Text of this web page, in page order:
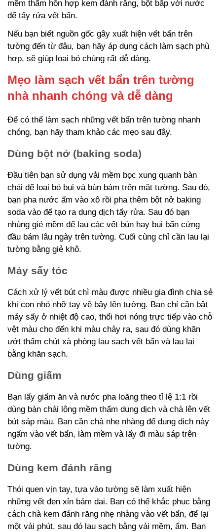
mềm thấm hỗn hợp kem đánh răng, bột bắp với nước
để tẩy rửa vết bẩn.
Nếu bạn biết nguồn gốc gây xuất hiện vết bẩn trên
tường đến từ đâu, bạn hãy áp dụng cách làm sạch phù
hợp, sẽ giúp loại bỏ chúng rất dễ dàng.
Mẹo làm sạch vết bẩn trên tường
nhà nhanh chóng và dễ dàng
Để có thể làm sạch những vết bẩn trên tường nhanh
chóng, bạn hãy tham khảo các mẹo sau đây.
Dùng bột nở (baking soda)
Đầu tiên bạn sử dụng vải mềm bọc xung quanh bàn
chải để loại bỏ bụi và bùn bám trên mặt tường. Sau đó,
bạn pha nước ấm vào xô rồi pha thêm bột nở baking
soda vào để tạo ra dung dịch tẩy rửa. Sau đó bạn
nhúng giẻ mềm để lau các vết bùn hay bụi bẩn cứng
đầu bám lâu ngày trên tường. Cuối cùng chỉ cần lau lại
tường bằng giẻ khô.
Máy sấy tóc
Cách xử lý vết bút chì màu được nhiều gia đình chia sẻ
khi con nhỏ nhỡ tay vẽ bậy lên tường. Bạn chỉ cần bật
máy sấy ở nhiệt độ cao, thổi hơi nóng trực tiếp vào chỗ
vệt màu cho đến khi màu chảy ra, sau đó dùng khăn
ướt thấm chút xà phòng lau sạch vết bẩn và lau lại
bằng khăn sạch.
Dùng giấm
Bạn lấy giấm ăn và nước pha loãng theo tỉ lệ 1:1 rồi
dùng bàn chải lông mềm thấm dung dịch và chà lên vết
bút sáp màu. Bạn cần chà nhẹ nhàng để dung dịch này
ngấm vào vết bẩn, làm mềm và lấy đi màu sáp trên
tường.
Dùng kem đánh răng
Thói quen vịn tay, tựa vào tường sẽ làm xuất hiện
những vết đen xỉn bám dai. Bạn có thể khắc phục bằng
cách chà kem đánh răng nhẹ nhàng vào vết bẩn, để lại
một vài phút, sau đó lau sạch bằng vải mềm, ẩm. Bạn